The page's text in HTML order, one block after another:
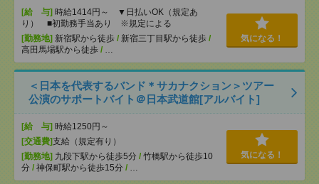
[給 与] 時給1414円～ ▼日払いOK（規定あ
り） ■初勤務手当あり ※規定による
[勤務地] 新宿駅から徒歩 / 新宿三丁目駅から徒歩 /
高田馬場駅から徒歩 / …
気になる！
＜日本を代表するバンド＊サカナクション＞ツアー
公演のサポートバイト＠日本武道館[アルバイト]
[給 与] 時給1250円～
[交通費]支給（規定有り）
[勤務地] 九段下駅から徒歩5分 / 竹橋駅から徒歩10
分 / 神保町駅から徒歩15分 / …
気になる！